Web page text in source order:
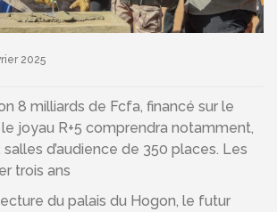
2025
8 milliards de Fcfa, financé sur le
joyau R+5 comprendra notamment,
d’audience de 350 places. Les
trois ans
du palais du Hogon, le futur